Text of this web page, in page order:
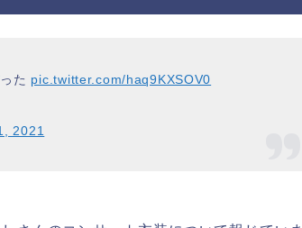
た pic.twitter.com/haq9KXSOV0
2021